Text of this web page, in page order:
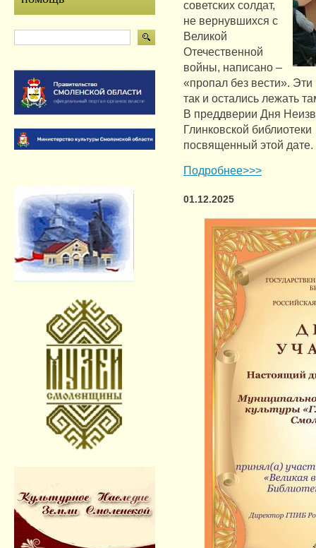
советских солдат,
не вернувшихся с
Великой
Отечественной
войны, написано –
«пропал без вести».
так и остались лежать
В преддверии Дня
Глинковской
посвященный этой дате.
Подробнее>>>
01.12.2025